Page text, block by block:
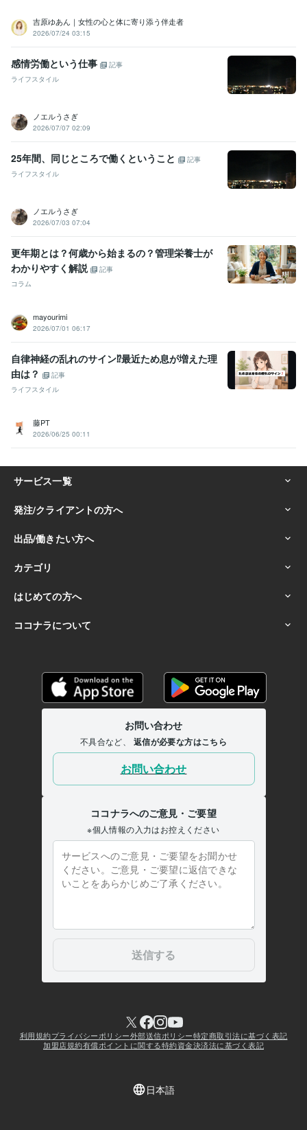
コナラ　『出品者ランク』レギュラー入り
悩み事 専門性不可
悩み相談・カウンセリング
吉原ゆあん｜女性の心と体に寄り添う伴走者
2026/07/24 03:15
感情労働という仕事
記事
ライフスタイル
ノエルうさぎ
2026/07/07 02:09
25年間、同じところで働くということ
記事
ライフスタイル
ノエルうさぎ
2026/07/03 07:04
更年期とは？何歳から始まるの？管理栄養士が
わかりやすく解説
記事
コラム
mayourimi
2026/07/01 06:17
自律神経の乱れのサイン⁉️最近ため息が増えた理
由は？
記事
ライフスタイル
藤PT
2026/06/25 00:11